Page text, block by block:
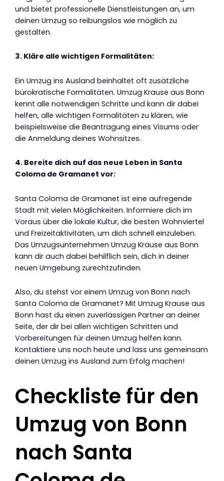
und bietet professionelle Dienstleistungen an, um
deinen Umzug so reibungslos wie möglich zu
gestalten.
3. Kläre alle wichtigen Formalitäten:
Ein Umzug ins Ausland beinhaltet oft zusätzliche
bürokratische Formalitäten. Umzug Krause aus Bonn
kennt alle notwendigen Schritte und kann dir dabei
helfen, alle wichtigen Formalitäten zu klären, wie
beispielsweise die Beantragung eines Visums oder
die Anmeldung deines Wohnsitzes.
4. Bereite dich auf das neue Leben in Santa
Coloma de Gramanet vor:
Santa Coloma de Gramanet ist eine aufregende
Stadt mit vielen Möglichkeiten. Informiere dich im
Voraus über die lokale Kultur, die besten Wohnviertel
und Freizeitaktivitäten, um dich schnell einzuleben.
Das Umzugsunternehmen Umzug Krause aus Bonn
kann dir auch dabei behilflich sein, dich in deiner
neuen Umgebung zurechtzufinden.
Also, du stehst vor einem Umzug von Bonn nach
Santa Coloma de Gramanet? Mit Umzug Krause aus
Bonn hast du einen zuverlässigen Partner an deiner
Seite, der dir bei allen wichtigen Schritten und
Vorbereitungen für deinen Umzug helfen kann.
Kontaktiere uns noch heute und lass uns gemeinsam
deinen Umzug ins Ausland zum Erfolg machen!
Checkliste für den
Umzug von Bonn
nach Santa